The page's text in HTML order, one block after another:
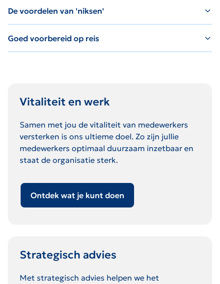
De voordelen van 'niksen'
Goed voorbereid op reis
Vitaliteit en werk
Samen met jou de vitaliteit van medewerkers
versterken is ons ultieme doel. Zo zijn jullie
medewerkers optimaal duurzaam inzetbaar en
staat de organisatie sterk.
Ontdek wat je kunt doen
Strategisch advies
Met strategisch advies helpen we het